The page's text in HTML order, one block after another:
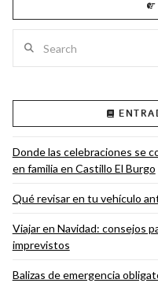
Donde las celebraciones se
en familia en Castillo El Burgo
Qué revisar en tu vehículo
Viajar en Navidad: consejos
imprevistos
Balizas de emergencia